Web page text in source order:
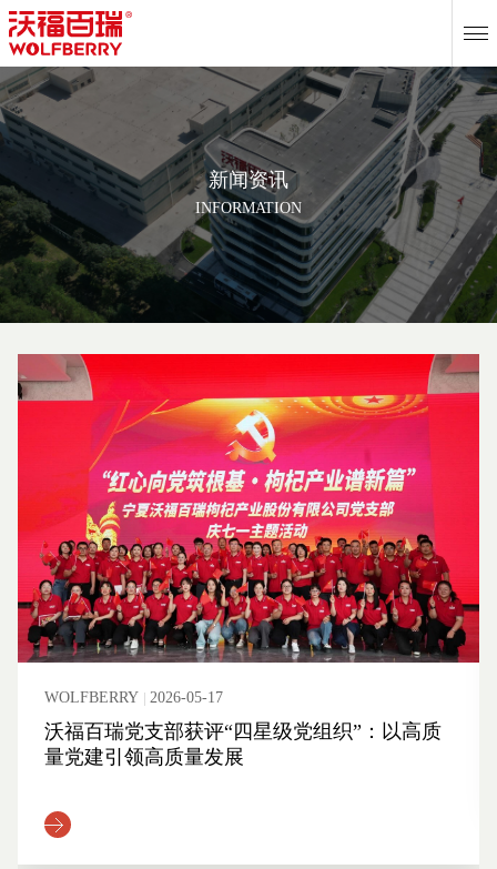
新闻资讯
INFORMATION
WOLFBERRY 2026-05-17
沃福百瑞党支部获评“四星级党组织”：以高质
量党建引领高质量发展